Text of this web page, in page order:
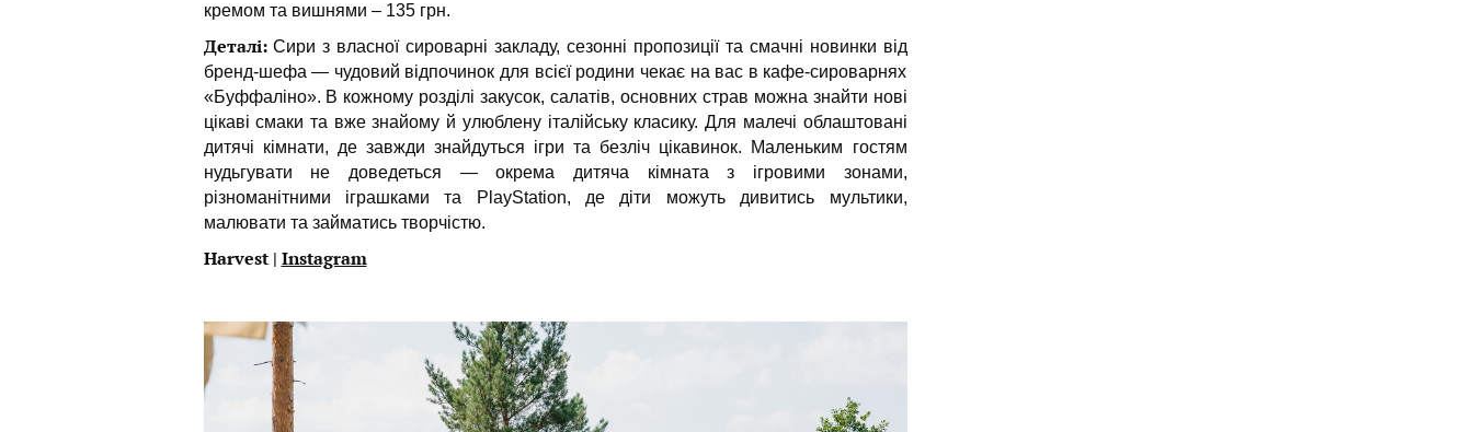
кремом та вишнями – 135 грн.
Деталі:Сири з власної сироварні закладу, сезонні пропозиції та смачні новинки від
бренд-шефа — чудовий відпочинок для всієї родини чекає на вас в кафе-сироварнях
«Буффаліно». В кожному розділі закусок, салатів, основних страв можна знайти нові
цікаві смаки та вже знайому й улюблену італійську класику. Для малечі облаштовані
дитячі кімнати, де завжди знайдуться ігри та безліч цікавинок. Маленьким гостям
нудьгувати не доведеться — окрема дитяча кімната з ігровими зонами,
різноманітними іграшками та PlayStation, де діти можуть дивитись мультики,
малювати та займатись творчістю.
Harvest | Instagram